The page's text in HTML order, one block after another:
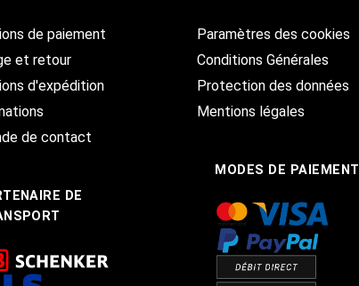
de paiement
et retour
d'expédition
de contact
DE
Paramètres des cookies
Conditions Générales
Protection des données
Mentions légales
MODES DE PAIEMENT